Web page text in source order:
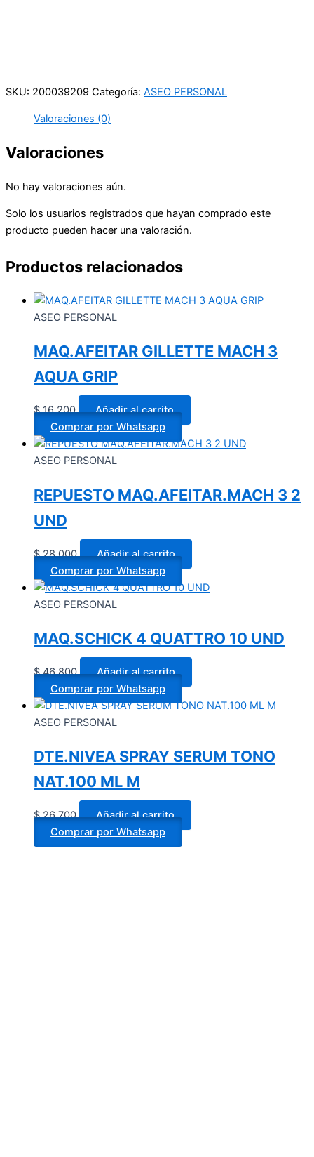
SKU: 200039209 Categoría: ASEO PERSONAL
Valoraciones (0)
Valoraciones
No hay valoraciones aún.
Solo los usuarios registrados que hayan comprado este
producto pueden hacer una valoración.
Productos relacionados
ASEO PERSONAL
MAQ.AFEITAR GILLETTE MACH 3
AQUA GRIP
$16.200
Añadir al carrito
Comprar por Whatsapp
ASEO PERSONAL
REPUESTO MAQ.AFEITAR.MACH 3 2
UND
$28.000
Añadir al carrito
Comprar por Whatsapp
ASEO PERSONAL
MAQ.SCHICK 4 QUATTRO 10 UND
$46.800
Añadir al carrito
Comprar por Whatsapp
ASEO PERSONAL
DTE.NIVEA SPRAY SERUM TONO
NAT.100 ML M
$26.700
Añadir al carrito
Comprar por Whatsapp